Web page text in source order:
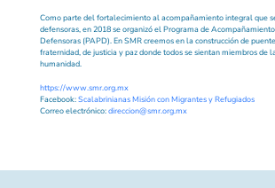
Como parte del fortalecimiento al acompañamiento integral que
defensoras, en 2018 se organizó el Programa de
Defensoras (PAPD). En SMR creemos en la construcción de
fraternidad, de justicia y paz donde todos se sientan miembros de
humanidad.
https://www.smr.org.mx
Facebook:Scalabrinianas Misión con Migrantes y Refugiados
Correo electrónico:direccion@smr.org.mx